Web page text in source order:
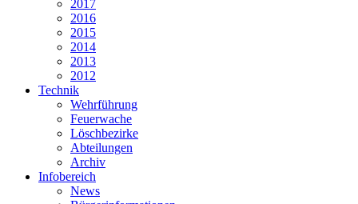
2017
2016
2015
2014
2013
2012
Technik
Wehrführung
Feuerwache
Löschbezirke
Abteilungen
Archiv
Infobereich
News